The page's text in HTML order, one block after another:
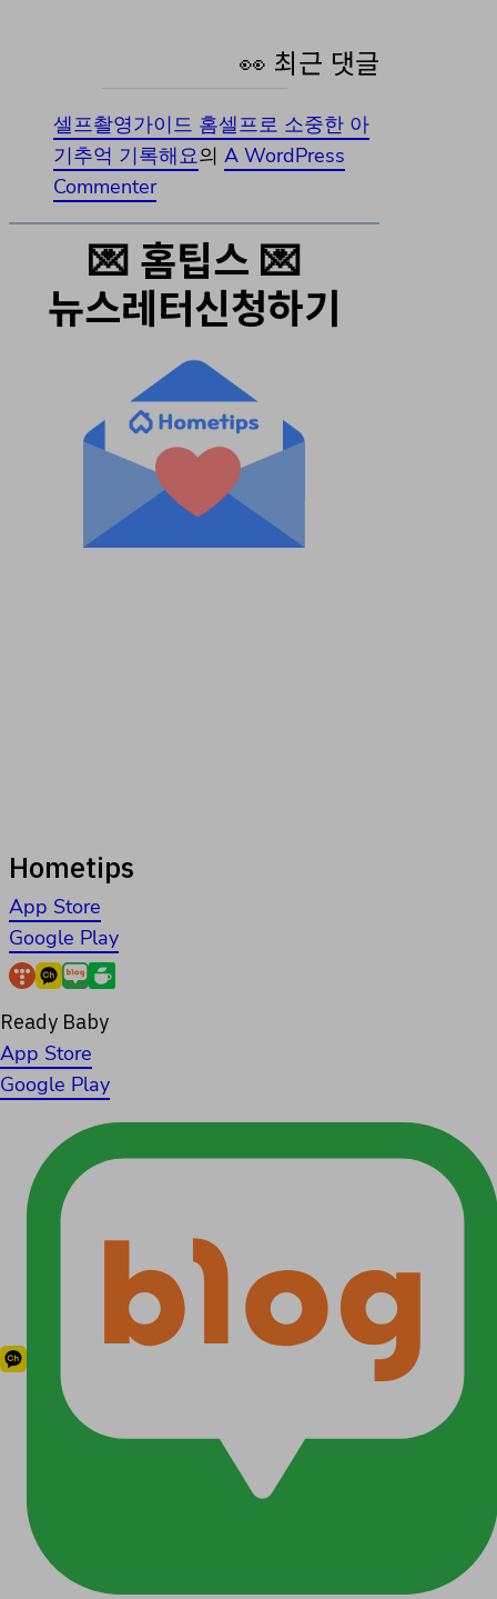
👀 최근 댓글
셀프촬영가이드 홈셀프로 소중한 아
기추억 기록해요의 A WordPress
Commenter
💌 홈팁스 💌
뉴스레터신청하기
Hometips
App Store
Google Play
Ready Baby
App Store
Google Play